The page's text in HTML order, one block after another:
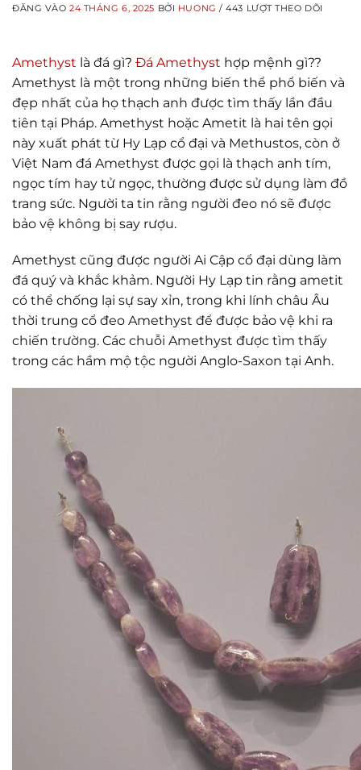
ĐĂNG VÀO24 THÁNG 6, 2025 BỞI HUONG / 443 LƯỢT THEO DÕI
Amethyst là đá gì? Đá Amethyst hợp mệnh gì??
Amethyst là một trong những biến thể phổ biến và
đẹp nhất của họ thạch anh được tìm thấy lần đầu
tiên tại Pháp. Amethyst hoặc Ametit là hai tên gọi
này xuất phát từ Hy Lạp cổ đại và Methustos, còn ở
Việt Nam đá Amethyst được gọi là thạch anh tím,
ngọc tím hay tử ngọc, thường được sử dụng làm đồ
trang sức. Người ta tin rằng người đeo nó sẽ được
bảo vệ không bị say rượu.
Amethyst cũng được người Ai Cập cổ đại dùng làm
đá quý và khắc khảm. Người Hy Lạp tin rằng ametit
có thể chống lại sự say xỉn, trong khi lính châu Âu
thời trung cổ đeo Amethyst để được bảo vệ khi ra
chiến trường. Các chuỗi Amethyst được tìm thấy
trong các hầm mộ tộc người Anglo-Saxon tại Anh.